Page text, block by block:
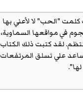
لا لأعني بها
مواقعها السماوية،
كتبت ذلك الكتاب
تسلق المرتفعات